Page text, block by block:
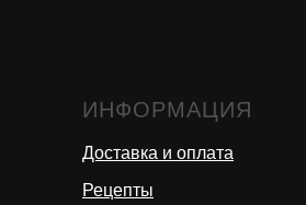
ИНФОРМАЦИЯ
Доставка и оплата
Рецепты